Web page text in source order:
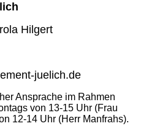
Hilgert
juelich.de
Ansprache im Rahmen
von 13-15 Uhr (Frau
12-14 Uhr (Herr Manfrahs).